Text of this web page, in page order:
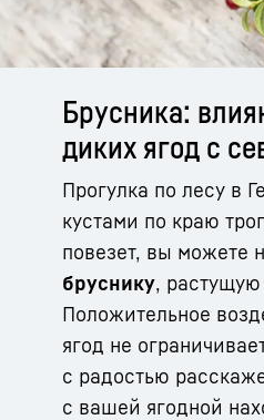
Брусника:
диких ягод с
Прогулка по лесу в
кустами по краю
повезет, вы можете
бруснику,
Положительное
ягод не
с радостью
с вашей ягодной